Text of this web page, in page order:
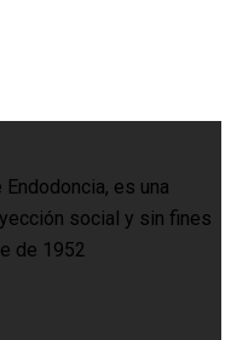
es una
social y sin fines
de 1952